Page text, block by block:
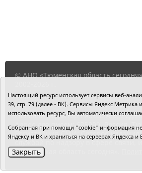
© АНО «Тюменская область
Главный редактор Рябков А.В.
Адрес для писем: 625000, Россия,
Регистрация СМИ: Сетевое
службой по надзору в сфере
«Тюменская область сегодня».
Настоящий ресурс использует сервисы веб-
39, стр. 79 (далее - ВК). Сервисы Яндекс
использовать ресурс, Вы автоматически
Собранная при помощи "cookie" информация не
Яндексу и ВК и храниться на серверах Яндекса
Закрыть